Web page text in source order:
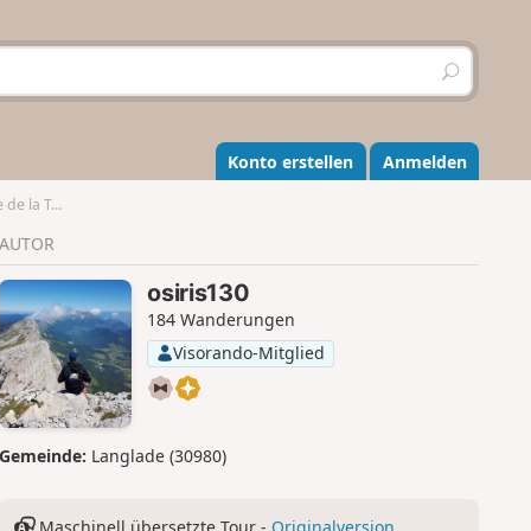
S
u
h
e
n
Konto erstellen Anmelden
Trone
AUTOR
osiris130
184 Wanderungen
Visorando-Mitglied
Gemeinde: Langlade (30980)
Maschinell übersetzte Tour - Originalversion